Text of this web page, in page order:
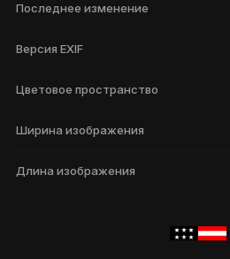
Последнее изменение
Версия EXIF
Цветовое пространство
Ширина изображения
Длина изображения